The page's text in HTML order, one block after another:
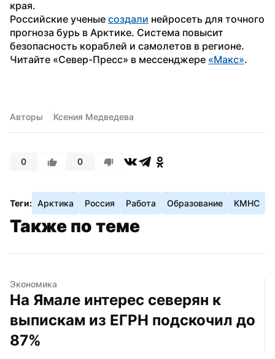
края.
Российские ученые создали нейросеть для точного
прогноза бурь в Арктике. Система повысит
безопасность кораблей и самолетов в регионе.
Читайте «Север-Пресс» в мессенджере «Макс».
Авторы Ксения Медведева
0 0
Теги: Арктика Россия Работа Образование КМНС
Также по теме
Экономика
На Ямале интерес северян к
выпискам из ЕГРН подскочил до
87%